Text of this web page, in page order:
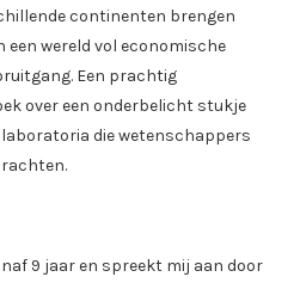
continenten brengen
een wereld vol economische
Een prachtig
over een onderbelicht stukje
die wetenschappers
9 jaar en spreekt mij aan door